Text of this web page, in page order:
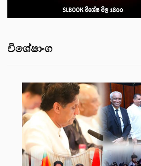
විශේෂාංග